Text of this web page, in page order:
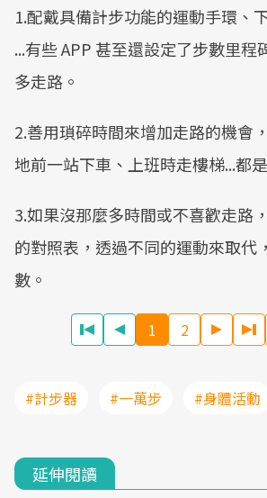
1.配戴具備計步功能的運動手環、
...有些 APP 甚至還設定了步數里程
多走路。
2.善用瑣碎時間來增加走路的機會
地前一站下車、上班時走樓梯...都
3.如果沒那麼多時間或不喜歡走路
的對照表，透過不同的運動來取代
數。
1 2
#計步器 #一萬步 #身體活動
延伸閱讀